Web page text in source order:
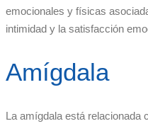
emocionales y físicas
intimidad y la satisfacción
Amígdala
La amígdala está relacionada